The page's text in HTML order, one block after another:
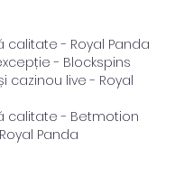
calitate - Royal Panda
- Blockspins
cazinou live - Royal
calitate - Betmotion
Panda